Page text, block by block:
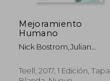
45%
Mejoramiento
Humano
Nick Bostrom,Julian
Teell, 2017, 1 Edición, Tapa